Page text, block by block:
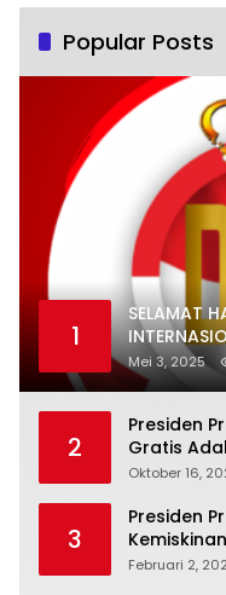
Popular Posts
1
SELAMAT
Mei 3, 2025
2
Presiden
Gratis
Depan
Oktober 16,
3
Presiden
Februari 2,